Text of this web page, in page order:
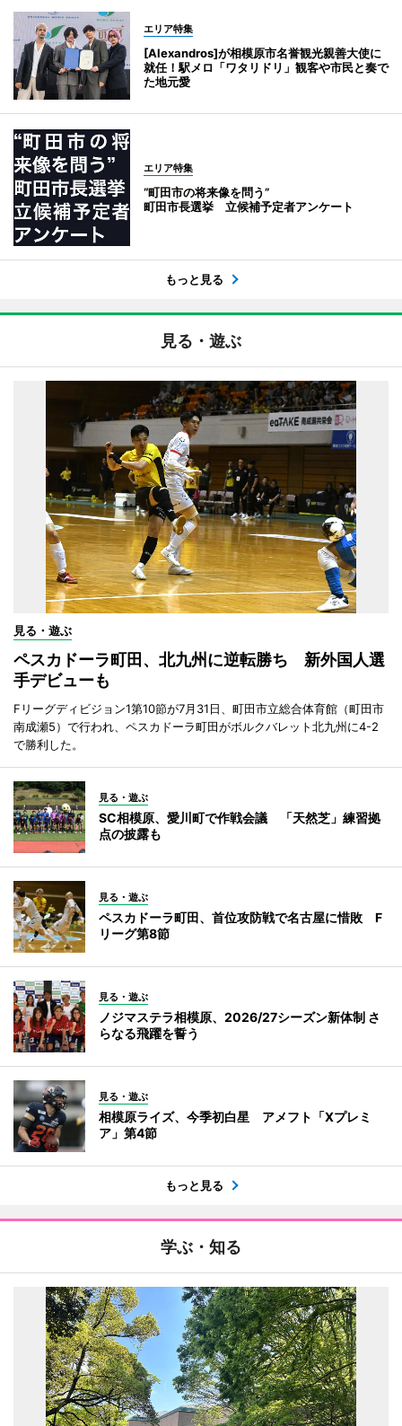
エリア特集
[Alexandros]が相模原市名誉観光親善大使に
就任！駅メロ「ワタリドリ」観客や市民と奏で
た地元愛
エリア特集
“町田市の将来像を問う”
町田市長選挙 立候補予定者アンケート
もっと見る
見る・遊ぶ
見る・遊ぶ
ペスカドーラ町田、北九州に逆転勝ち 新外国人選
手デビューも
Fリーグディビジョン1第10節が7月31日、町田市立総合体育館（町田市
南成瀬5）で行われ、ペスカドーラ町田がボルクバレット北九州に4-2
で勝利した。
見る・遊ぶ
SC相模原、愛川町で作戦会議 「天然芝」練習拠
点の披露も
見る・遊ぶ
ペスカドーラ町田、首位攻防戦で名古屋に惜敗 F
リーグ第8節
見る・遊ぶ
ノジマステラ相模原、2026/27シーズン新体制 さ
らなる飛躍を誓う
見る・遊ぶ
相模原ライズ、今季初白星 アメフト「Xプレミ
ア」第4節
もっと見る
学ぶ・知る